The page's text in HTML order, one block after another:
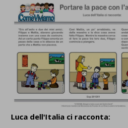
Luca dell'Italia ci racconta: